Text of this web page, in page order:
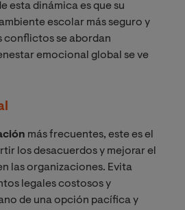
esta dinámica es que su
escolar más seguro y
conflictos se abordan
emocional global se ve
más frecuentes, este es el
los desacuerdos y mejorar el
las organizaciones. Evita
legales costosos y
de una opción pacífica y